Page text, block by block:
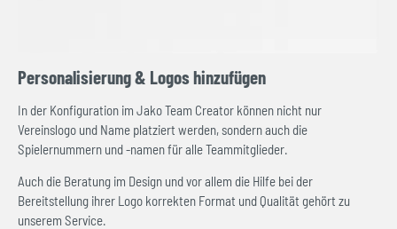
Personalisierung & Logos hinzufügen
In der Konfiguration im Jako Team Creator können nicht nur
Vereinslogo und Name platziert werden, sondern auch die
Spielernummern und -namen für alle Teammitglieder.
Auch die Beratung im Design und vor allem die Hilfe bei der
Bereitstellung ihrer Logo korrekten Format und Qualität gehört zu
unserem Service.